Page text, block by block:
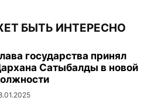
БЫТЬ ИНТЕРЕСНО
государства принял
Сатыбалды в новой